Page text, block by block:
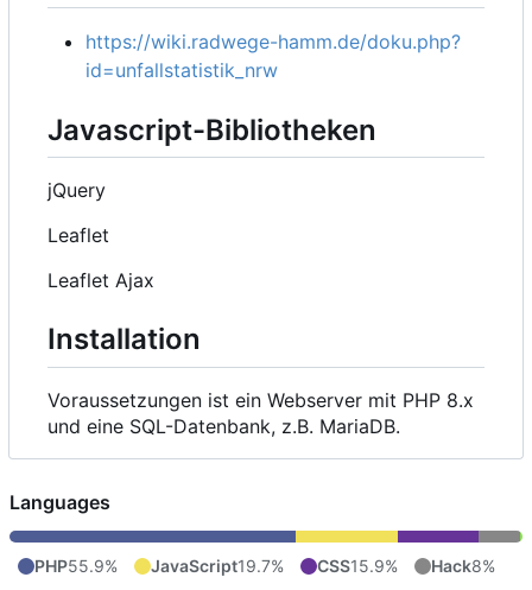
https://wiki.radwege-hamm.de/doku.php?
id=unfallstatistik_nrw
Javascript-Bibliotheken
jQuery
Leaflet
Leaflet Ajax
Installation
Voraussetzungen ist ein Webserver mit PHP 8.x
und eine SQL-Datenbank, z.B. MariaDB.
Languages
PHP55.9% JavaScript19.7% CSS15.9% Hack8%